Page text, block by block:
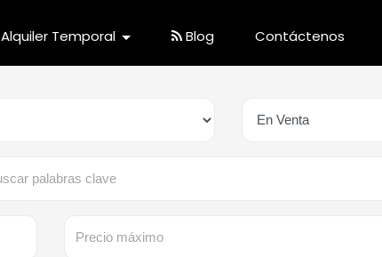
Alquiler Temporal Blog Contáctenos